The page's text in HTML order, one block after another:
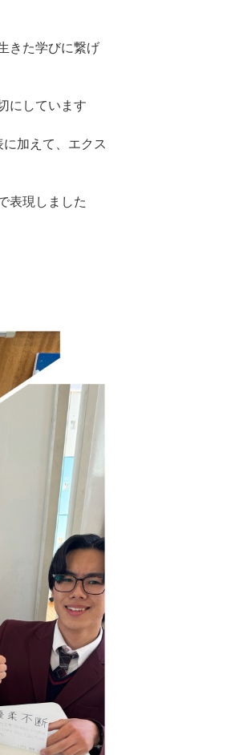
きた学びに繋げ
にしています
加えて、エクス
表現しました